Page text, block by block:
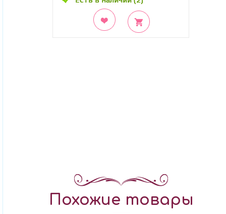
Похожие товары